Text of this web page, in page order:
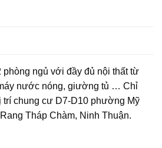
phòng ngủ với đầy đủ nội thất từ
nước nóng, giường tủ … Chỉ
trí chung cư D7-D10 phường Mỹ
Tháp Chàm, Ninh Thuận.